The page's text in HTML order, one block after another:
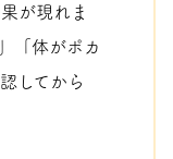
が現れま
「体がポカ
してから